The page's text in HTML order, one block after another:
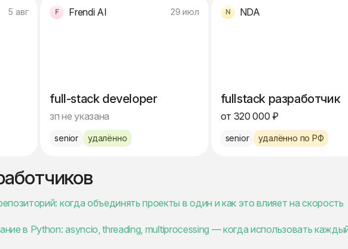
5 авг Frendi AI 29 июл
full-stack developer
зп не указана
senior удалённо
NDA
fullstack разработчик
от 320 000 ₽
senior удалённо по РФ
когда объединять проекты в один и как это влияет на скорость
в Python: asyncio, threading, multiprocessing — когда использовать